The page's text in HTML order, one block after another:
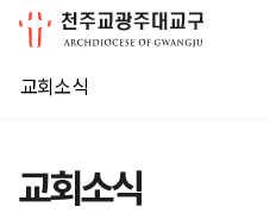
교회소식
교회소식